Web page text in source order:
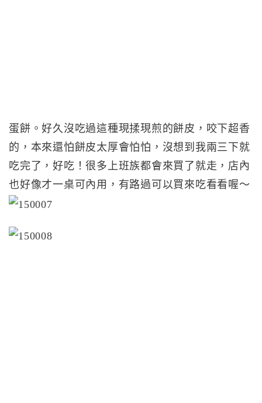
蛋餅。好久沒吃過這種現揉現煎的餅皮，咬下超香
的，本來還怕餅皮太厚會怕怕，沒想到我兩三下就
吃完了，好吃！很多上班族都會來買了就走，店內
也好像才一桌可內用，有路過可以買來吃看看喔～